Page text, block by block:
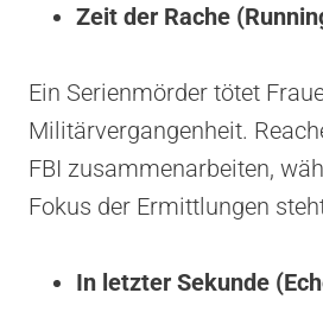
Zeit der Rache
Ein Serienmörder tötet
Militärvergangenheit.
FBI zusammenarbeiten,
Fokus der Ermittlungen
In letzter Sekunde